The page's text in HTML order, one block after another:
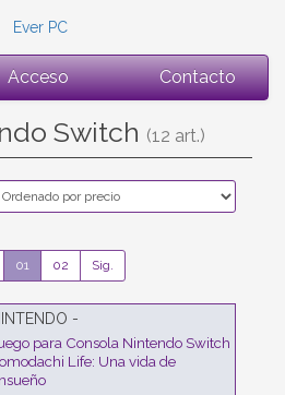
Ever PC
Acceso Contacto
Switch (12 art.)
01 02 Sig.
-
para Consola Nintendo Switch
Life: Una vida de